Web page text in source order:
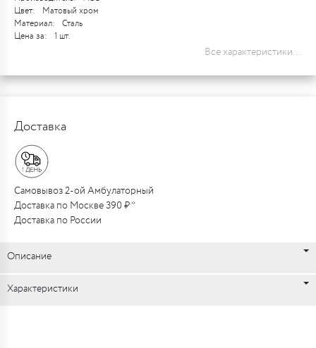
Цвет:
Матовый хром
Материал:
Сталь
Цена за:
1 шт.
Все характеристики...
Доставка
Самовывоз 2-ой Амбулаторный
Доставка по Москве 390 ₽ *
Доставка по России
Описание
Характеристики